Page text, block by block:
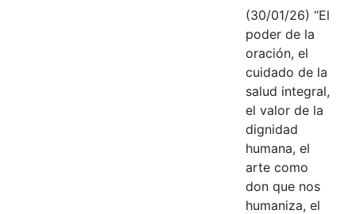
(30/01/26) “El
poder de la
oración, el
cuidado de la
salud integral,
el valor de la
dignidad
humana, el
arte como
don que nos
humaniza, el